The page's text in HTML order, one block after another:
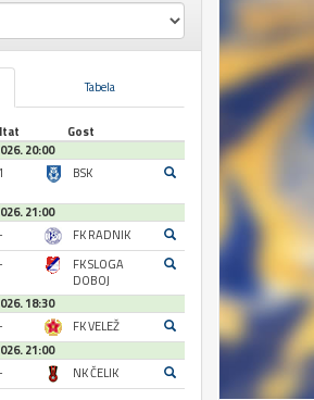
Tabela
Gost
20:00
BSK
21:00
FK RADNIK
FK SLOGA
DOBOJ
18:30
FK VELEŽ
21:00
NK ČELIK